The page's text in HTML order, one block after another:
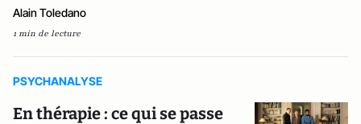
Alain Toledano
1 min de lecture
PSYCHANALYSE
En thérapie : ce qui se passe